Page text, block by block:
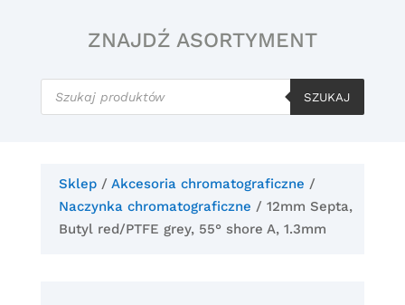
ZNAJDŹ ASORTYMENT
Wyszukiwarka
produktów
SZUKAJ
Sklep/ Akcesoria chromatograficzne /
Naczynka chromatograficzne / 12mm Septa,
Butyl red/PTFE grey, 55° shore A, 1.3mm